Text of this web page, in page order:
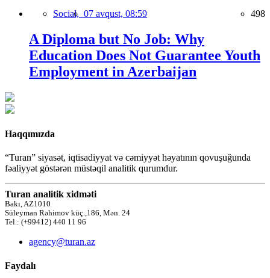
Social, 07 avqust, 08:59 498
A Diploma but No Job: Why
Education Does Not Guarantee Youth
Employment in Azerbaijan
Haqqımızda
“Turan” siyasət, iqtisadiyyat və cəmiyyət həyatının qovuşuğunda
fəaliyyət göstərən müstəqil analitik qurumdur.
Turan analitik xidməti
Bakı, AZ1010
Süleyman Rəhimov küç.,186, Mən. 24
Tel.: (+99412) 440 11 96
agency@turan.az
Faydalı